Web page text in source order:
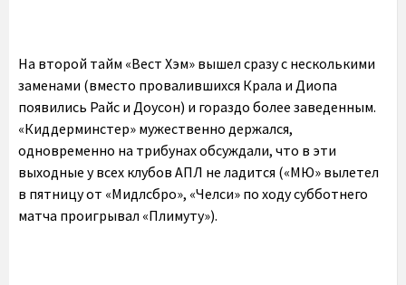
На второй тайм «Вест Хэм» вышел сразу с несколькими
заменами (вместо провалившихся Крала и Диопа
появились Райс и Доусон) и гораздо более заведенным.
«Киддерминстер» мужественно держался,
одновременно на трибунах обсуждали, что в эти
выходные у всех клубов АПЛ не ладится («МЮ» вылетел
в пятницу от «Мидлсбро», «Челси» по ходу субботнего
матча проигрывал «Плимуту»).